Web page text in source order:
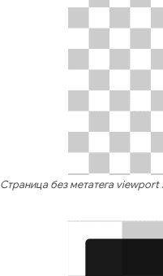
Страница без метатега viewport